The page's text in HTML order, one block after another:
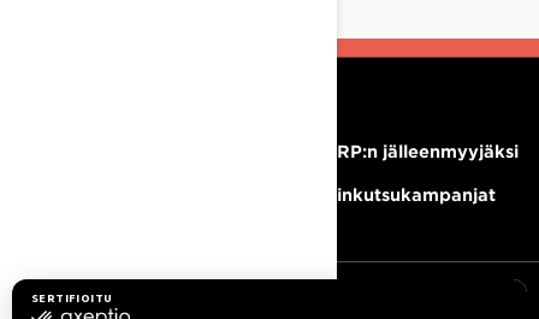
Tule BRP:n jälleenmyyjäksi
Takaisinkutsukampanjat